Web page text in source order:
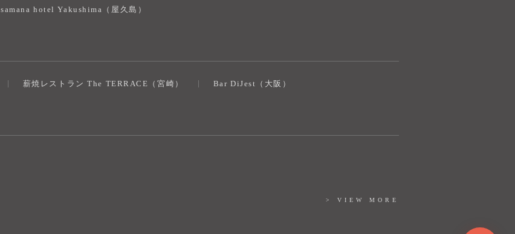
samana hotel Yakushima（屋久島）
薪焼レストラン The TERRACE（宮崎） Bar DiJest（大阪）
> VIEW MORE